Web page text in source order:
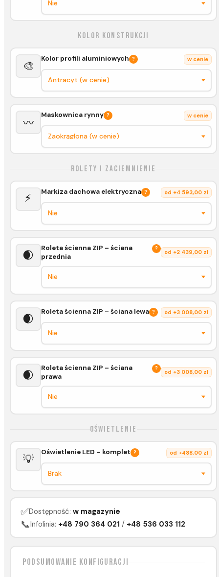
Kolor konstrukcji
🎨
Kolor profili aluminiowych ? w cenie
〰️
Maskownica rynny ? w cenie
Rolety i zaciemnienie
⚡ Markiza dachowa elektryczna ? od +4 593,00 zl
🌒
Roleta ścienna ZIP – ściana
przednia
?
od +2 439,00 zl
🌒
Roleta ścienna ZIP – ściana lewa ? od +3 008,00 zl
🌒
Roleta ścienna ZIP – ściana
prawa
?
od +3 008,00 zl
Oświetlenie
💡
Oświetlenie LED – komplet ? od +488,00 zl
✅Dostępność: w magazynie
📞Infolinia: +48 790 364 021 / +48 536 033 112
Podsumowanie konfiguracji